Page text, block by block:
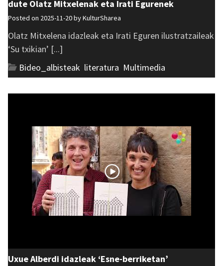
dute Olatz Mitxelenak eta Irati Egurenek
Posted on 2025-11-20 byKulturSharea
Olatz Mitxelena idazleak eta Irati Eguren ilustratzaileak
‘Su txikian’ [...]
Bideo_albisteak literatura Multimedia
Uxue Alberdi idazleak ‘Esne-berriketan’